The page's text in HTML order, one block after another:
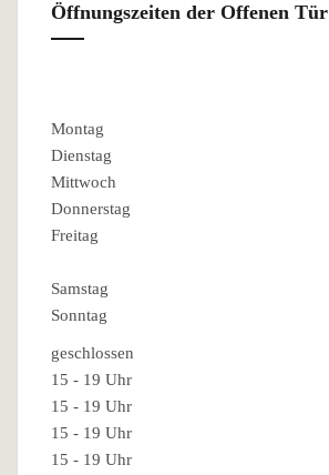
Öffnungszeiten der Offenen Tür
Montag
Dienstag
Mittwoch
Donnerstag
Freitag
Samstag
Sonntag
geschlossen
15 - 19 Uhr
15 - 19 Uhr
15 - 19 Uhr
15 - 19 Uhr